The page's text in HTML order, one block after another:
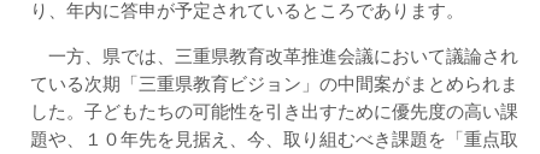
り、年内に答申が予定されているところであります。
一方、県では、三重県教育改革推進会議において議論され
ている次期「三重県教育ビジョン」の中間案がまとめられま
した。子どもたちの可能性を引き出すために優先度の高い課
題や、１０年先を見据え、今、取り組むべき課題を「重点取